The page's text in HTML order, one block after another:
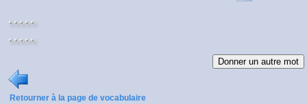
Retourner à la page de vocabulaire